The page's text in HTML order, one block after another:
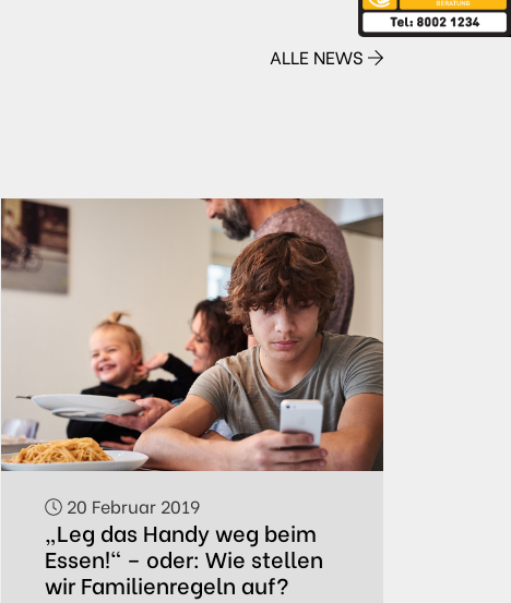
ALLE NEWS
20 Februar 2019
„Leg das Handy weg beim
Essen!“ – oder: Wie stellen
wir Familienregeln auf?